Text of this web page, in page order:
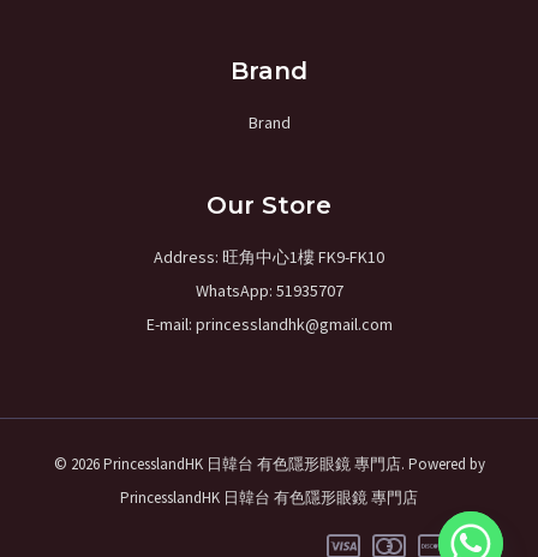
Brand
Brand
Our Store
Address: 旺角中心1樓 FK9-FK10
WhatsApp: 51935707
E-mail: princesslandhk@gmail.com
© 2026 PrincesslandHK ​日韓台 有色隱形眼鏡 專門店. Powered by
PrincesslandHK ​日韓台 有色隱形眼鏡 專門店